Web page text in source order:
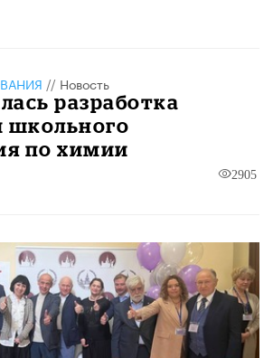
// Новость
разработка
школьного
по химии
2905